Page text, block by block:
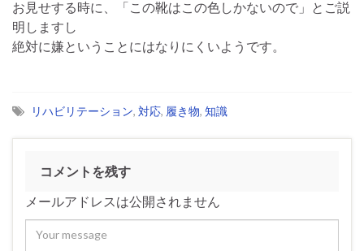
お見せする時に、「この靴はこの色しかないので」とご説
明しますし
絶対に嫌ということにはなりにくいようです。
リハビリテーション, 対応, 履き物, 知識
コメントを残す
メールアドレスは公開されません